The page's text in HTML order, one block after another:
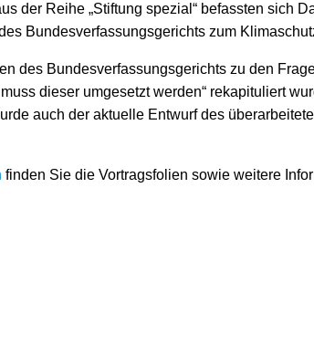
der Reihe „Stiftung spezial“ befassten sich
Bundesverfassungsgerichts zum
des Bundesverfassungsgerichts zu den
dieser umgesetzt werden“ rekapituliert
auch der aktuelle Entwurf des
finden Sie die Vortragsfolien sowie weitere